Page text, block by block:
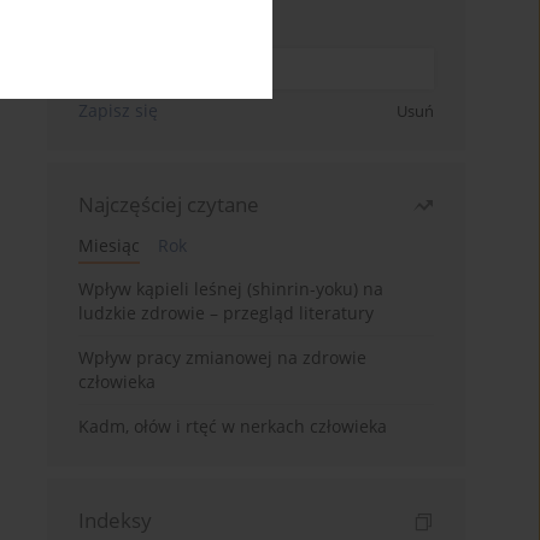
Zapisz się Usuń
Najczęściej czytane
Miesiąc
Rok
Wpływ kąpieli leśnej (shinrin-yoku) na
ludzkie zdrowie – przegląd literatury
Wpływ pracy zmianowej na zdrowie
człowieka
Kadm, ołów i rtęć w nerkach człowieka
Indeksy